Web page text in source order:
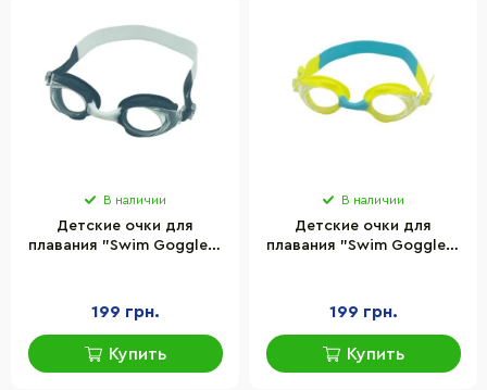
В наличии
Детские очки для
плавания "Swim Goggles"
199 грн.
Купить
В наличии
Детские очки для
плавания "Swim Goggles"
199 грн.
Купить